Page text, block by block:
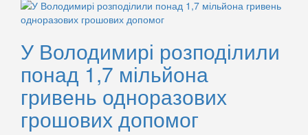
У Володимирі розподілили
понад 1,7 мільйона
гривень одноразових
грошових допомог